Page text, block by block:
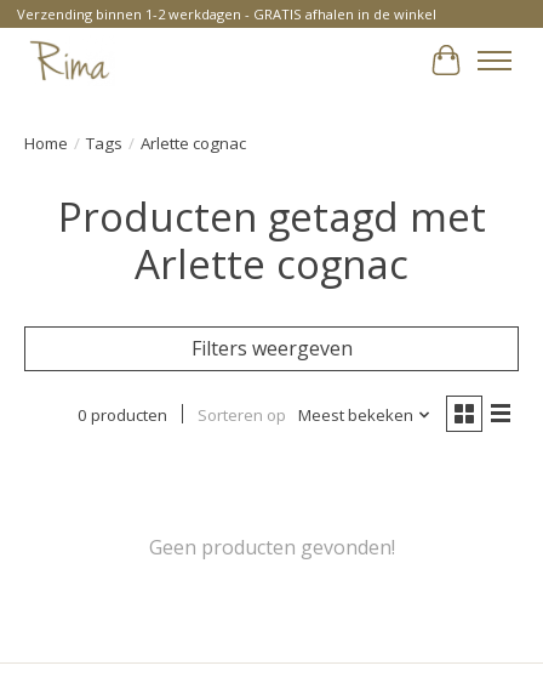
Verzending binnen 1-2 werkdagen - GRATIS afhalen in de winkel
Home / Tags / Arlette cognac
Producten getagd met
Arlette cognac
Filters weergeven
0 producten Sorteren op Meest bekeken
Geen producten gevonden!